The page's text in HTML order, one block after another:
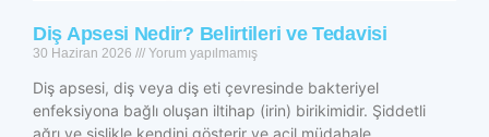
Diş Apsesi Nedir? Belirtileri ve Tedavisi
30 Haziran 2026 Yorum yapılmamış
Diş apsesi, diş veya diş eti çevresinde bakteriyel
enfeksiyona bağlı oluşan iltihap (irin) birikimidir. Şiddetli